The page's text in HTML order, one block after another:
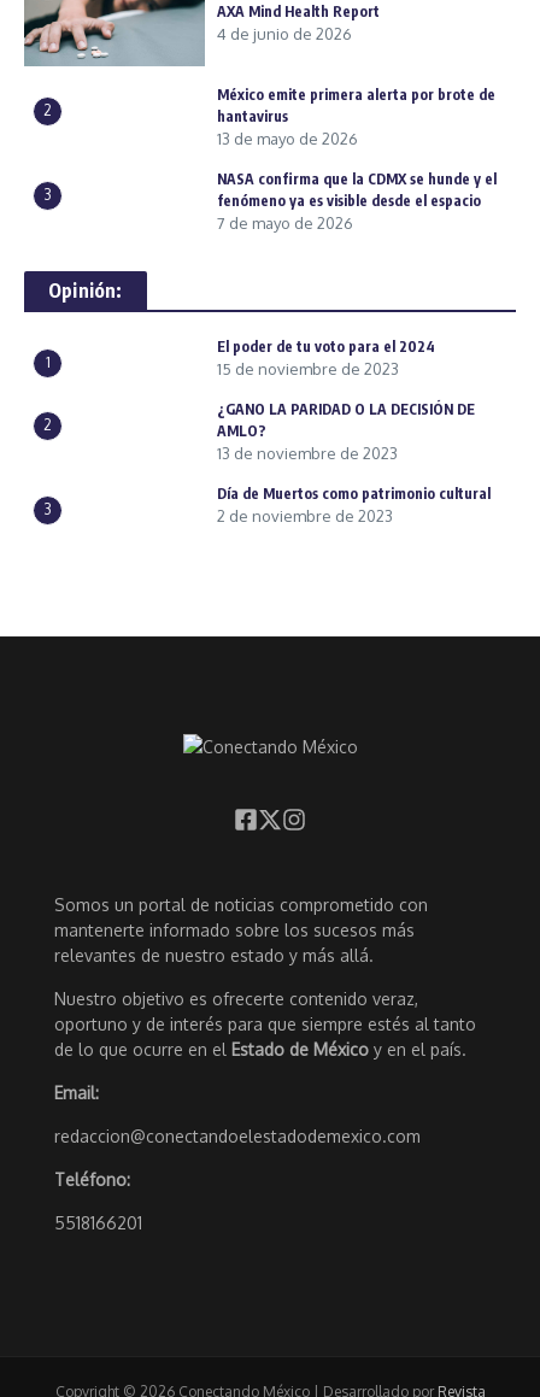
AXA Mind Health Report
4 de junio de 2026
2
México emite primera alerta por brote de
hantavirus
13 de mayo de 2026
3
NASA confirma que la CDMX se hunde y el
fenómeno ya es visible desde el espacio
7 de mayo de 2026
Opinión:
1
El poder de tu voto para el 2024
15 de noviembre de 2023
2
¿GANO LA PARIDAD O LA DECISIÓN DE
AMLO?
13 de noviembre de 2023
3
Día de Muertos como patrimonio cultural
2 de noviembre de 2023
Somos un portal de noticias comprometido con
mantenerte informado sobre los sucesos más
relevantes de nuestro estado y más allá.
Nuestro objetivo es ofrecerte contenido veraz,
oportuno y de interés para que siempre estés al tanto
de lo que ocurre en el Estado de México y en el país.
Email:
redaccion@conectandoelestadodemexico.com
Teléfono:
5518166201
Copyright © 2026 Conectando México | Desarrollado por Revista